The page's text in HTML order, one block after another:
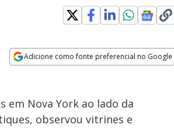
Adicione como fonte preferencial no Google
Velocidade
em Nova York ao lado da
observou vitrines e